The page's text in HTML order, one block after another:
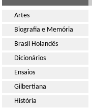
Artes
Biografia e Memória
Brasil Holandês
Dicionários
Ensaios
Gilbertiana
História